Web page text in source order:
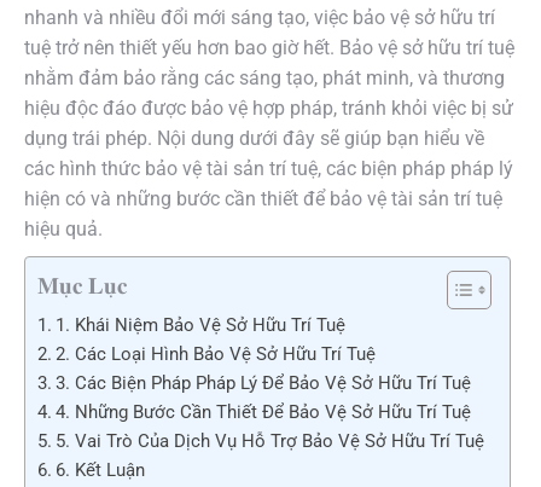
nhanh và nhiều đổi mới sáng tạo, việc bảo vệ sở hữu trí
tuệ trở nên thiết yếu hơn bao giờ hết. Bảo vệ sở hữu trí tuệ
nhằm đảm bảo rằng các sáng tạo, phát minh, và thương
hiệu độc đáo được bảo vệ hợp pháp, tránh khỏi việc bị sử
dụng trái phép. Nội dung dưới đây sẽ giúp bạn hiểu về
các hình thức bảo vệ tài sản trí tuệ, các biện pháp pháp lý
hiện có và những bước cần thiết để bảo vệ tài sản trí tuệ
hiệu quả.
𝐌𝐮̣𝐜 𝐋𝐮̣𝐜
1. Khái Niệm Bảo Vệ Sở Hữu Trí Tuệ
2. Các Loại Hình Bảo Vệ Sở Hữu Trí Tuệ
3. Các Biện Pháp Pháp Lý Để Bảo Vệ Sở Hữu Trí Tuệ
4. Những Bước Cần Thiết Để Bảo Vệ Sở Hữu Trí Tuệ
5. Vai Trò Của Dịch Vụ Hỗ Trợ Bảo Vệ Sở Hữu Trí Tuệ
6. Kết Luận